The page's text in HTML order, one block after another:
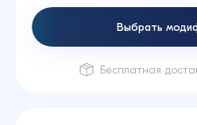
Выбрать
Бесплатная